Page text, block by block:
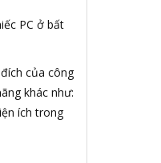
PC ở bất
của công
khác như:
ích trong